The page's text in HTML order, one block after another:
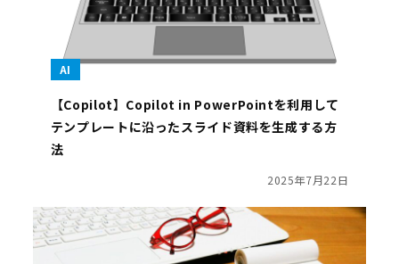
AI
【Copilot】Copilot in PowerPointを利用して
テンプレートに沿ったスライド資料を生成する方
法
2025年7月22日